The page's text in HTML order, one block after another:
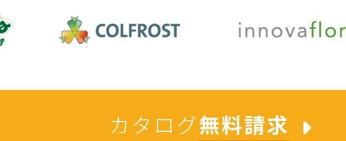
カタログ無料請求